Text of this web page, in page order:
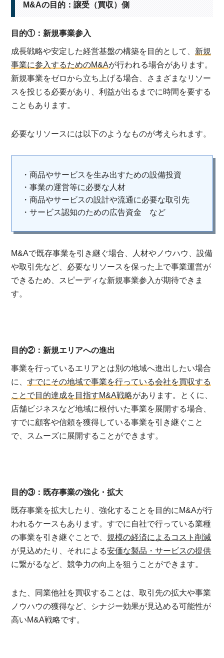
M&Aの目的：譲受（買収）側
目的①：新規事業参入
成長戦略や安定した経営基盤の構築を目的として、 新規
事業に参入するためのM&Aが行われる場合があります。
新規事業をゼロから立ち上げる場合、さまざまなリソー
スを投じる必要があり、利益が出るまでに時間を要する
こともあります。
必要なリソースには以下のようなものが考えられます。
・商品やサービスを生み出すための設備投資
・事業の運営等に必要な人材
・商品やサービスの設計や流通に必要な取引先
・サービス認知のための広告資金 など
M&Aで既存事業を引き継ぐ場合、人材やノウハウ、設備
や取引先など、必要なリソースを保った上で事業運営が
できるため、スピーディな新規事業参入が期待できま
す。
目的②：新規エリアへの進出
事業を行っているエリアとは別の地域へ進出したい場合
に、すでにその地域で事業を行っている会社を買収する
ことで目的達成を目指すM&A戦略があります。とくに、
店舗ビジネスなど地域に根付いた事業を展開する場合、
すでに顧客や信頼を獲得している事業を引き継ぐこと
で、スムーズに展開することができます。
目的③：既存事業の強化・拡大
既存事業を拡大したり、強化することを目的にM&Aが行
われるケースもあります。すでに自社で行っている業種
の事業を引き継ぐことで、 規模の経済によるコスト削減
が見込めたり、それによる安価な製品・サービスの提供
に繋がるなど、競争力の向上を狙うことができます。
また、同業他社を買収することは、取引先の拡大や事業
ノウハウの獲得など、シナジー効果が見込める可能性が
高いM&A戦略です。